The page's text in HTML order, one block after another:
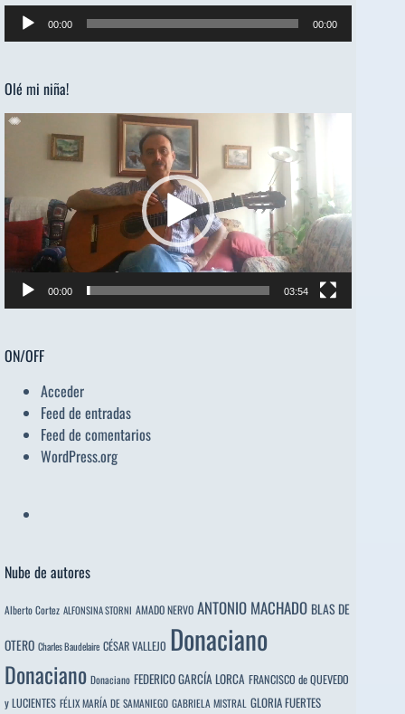
Reproductor
de
00:00 00:00
Olé mi niña!
Reproductor
00:00 03:54
ON/OFF
Acceder
Feed de entradas
Feed de comentarios
WordPress.org
Nube de autores
Alberto Cortez ALFONSINA STORNI AMADO NERVO ANTONIO MACHADO BLAS DE
OTERO Charles Baudelaire CÉSAR VALLEJO Donaciano
Donaciano Donaciano FEDERICO GARCÍA LORCA FRANCISCO de QUEVEDO
y LUCIENTES FÉLIX MARÍA DE SAMANIEGO GABRIELA MISTRAL GLORIA FUERTES